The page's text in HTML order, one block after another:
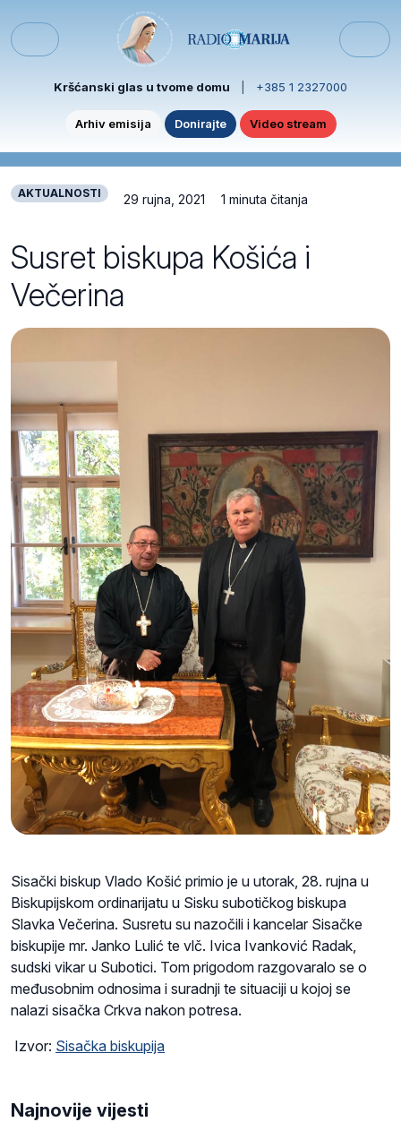
Menu
Kršćanski glas u tvome domu +385 1 2327000
Arhiv emisija Donirajte Video stream
AKTUALNOSTI 29 rujna, 2021 1 minuta čitanja
Susret biskupa Košića i
Večerina
Sisački biskup Vlado Košić primio je u utorak, 28. rujna u
Biskupijskom ordinarijatu u Sisku subotičkog biskupa
Slavka Večerina. Susretu su nazočili i kancelar Sisačke
biskupije mr. Janko Lulić te vlč. Ivica Ivanković Radak,
sudski vikar u Subotici. Tom prigodom razgovaralo se o
međusobnim odnosima i suradnji te situaciji u kojoj se
nalazi sisačka Crkva nakon potresa.
Izvor: Sisačka biskupija
Najnovije vijesti